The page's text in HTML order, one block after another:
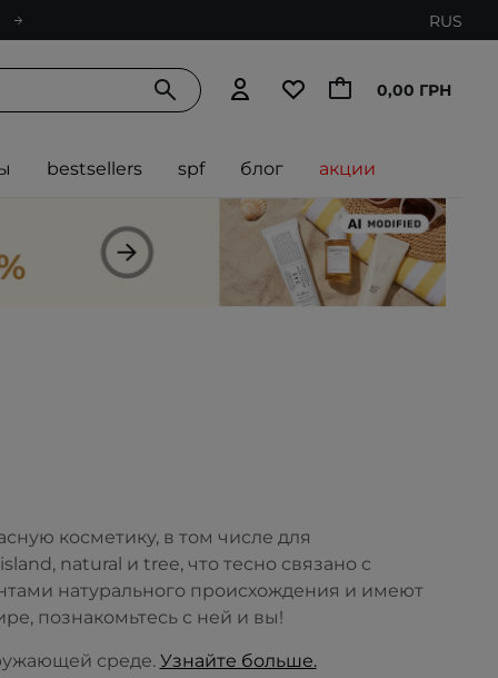
RUS
0,00 ГРН
bestsellers spf блог акции
косметику, в том числе для
natural и tree, что тесно связано с
натурального происхождения и имеют
познакомьтесь с ней и вы!
среде. Узнайте больше.